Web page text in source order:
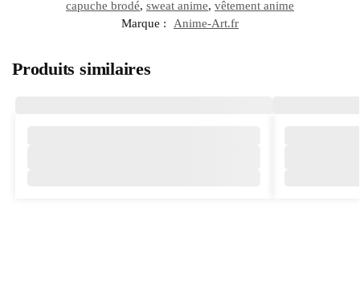
capuche brodé, sweat anime, vêtement anime
Marque :
Anime-Art.fr
Produits similaires